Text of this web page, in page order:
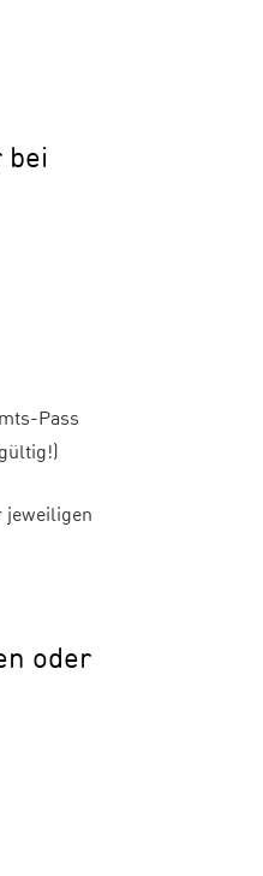
bei
Pass
jeweiligen
oder